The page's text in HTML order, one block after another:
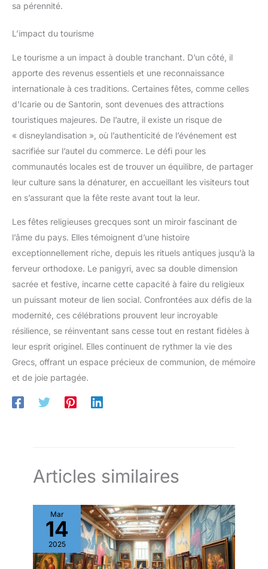
sa pérennité.
L’impact du tourisme
Le tourisme a un impact à double tranchant. D’un côté, il
apporte des revenus essentiels et une reconnaissance
internationale à ces traditions. Certaines fêtes, comme celles
d’Icarie ou de Santorin, sont devenues des attractions
touristiques majeures. De l’autre, il existe un risque de
« disneylandisation », où l’authenticité de l’événement est
sacrifiée sur l’autel du commerce. Le défi pour les
communautés locales est de trouver un équilibre, de partager
leur culture sans la dénaturer, en accueillant les visiteurs tout
en s’assurant que la fête reste avant tout la leur.
Les fêtes religieuses grecques sont un miroir fascinant de
l’âme du pays. Elles témoignent d’une histoire
exceptionnellement riche, depuis les rituels antiques jusqu’à la
ferveur orthodoxe. Le panigyri, avec sa double dimension
sacrée et festive, incarne cette capacité à faire du religieux
un puissant moteur de lien social. Confrontées aux défis de la
modernité, ces célébrations prouvent leur incroyable
résilience, se réinventant sans cesse tout en restant fidèles à
leur esprit originel. Elles continuent de rythmer la vie des
Grecs, offrant un espace précieux de communion, de mémoire
et de joie partagée.
Articles similaires
Mar
14
2025